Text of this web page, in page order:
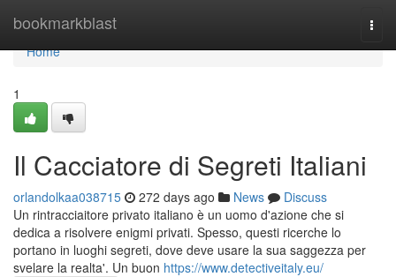
bookmarkblast
Home
Home
1
Il Cacciatore di Segreti Italiani
orlandolkaa038715 272 days ago News
Discuss
Un rintracciaitore privato italiano è un uomo d'azione che si
dedica a risolvere enigmi privati. Spesso, questi ricerche lo
portano in luoghi segreti, dove deve usare la sua saggezza per
svelare la realta'. Un buon https://www.detectiveitaly.eu/